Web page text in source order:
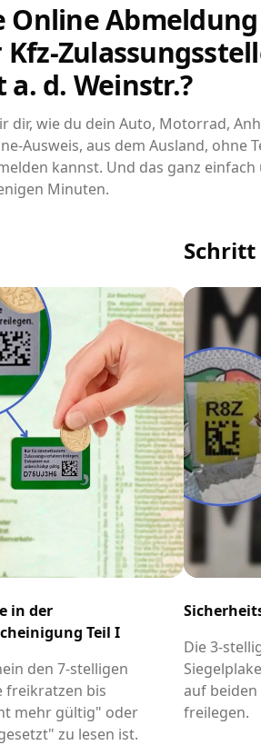
d. Weinstr.?
dir, wie du dein Auto, Motorrad,
Ausweis, aus dem Ausland, ohne
kannst. Und das ganz
Minuten.
in der
Teil I
den 7-stelligen
freikratzen bis
mehr gültig" oder
zu lesen ist.
Schritt
Die 3-
auf
freilegen.